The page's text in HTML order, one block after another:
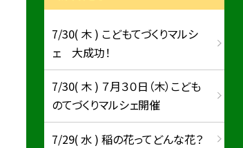
7/30( 木 ) こどもてづくりマルシ
ェ 大成功！
7/30( 木 ) ７月３０日（木）こども
のてづくりマルシェ開催
7/29( 水 ) 稲の花ってどんな花？